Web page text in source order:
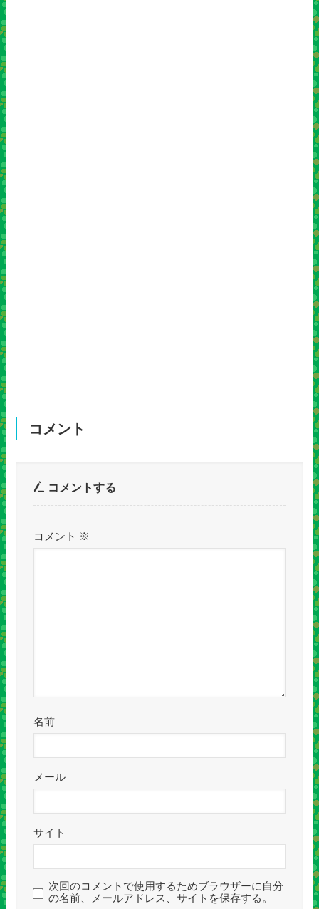
コメント
コメントする
コメント ※
名前
メール
サイト
次回のコメントで使用するためブラウザーに自分
の名前、メールアドレス、サイトを保存する。